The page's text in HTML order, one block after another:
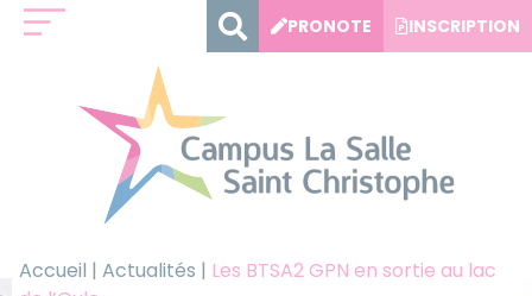
PRONOTE INSCRIPTION
Accueil | Actualités | Les BTSA2 GPN en sortie au lac
Panneau de gestion des cookies